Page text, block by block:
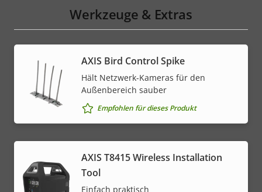
Werkzeuge & Extras
AXIS Bird Control Spike
Hält Netzwerk-Kameras für den
Außenbereich sauber
Empfohlen für dieses Produkt
AXIS T8415 Wireless Installation
Tool
Einfach praktisch